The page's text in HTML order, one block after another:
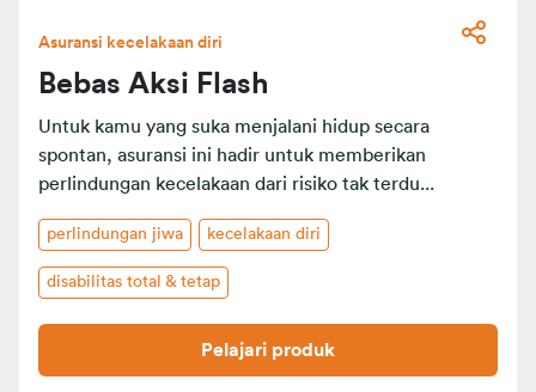
Asuransi kecelakaan diri
Bebas Aksi Flash
Untuk kamu yang suka menjalani hidup secara
spontan, asuransi ini hadir untuk memberikan
perlindungan kecelakaan dari risiko tak terdu...
perlindungan jiwa kecelakaan diri
disabilitas total & tetap
Pelajari produk